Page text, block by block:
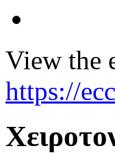
View the
https://